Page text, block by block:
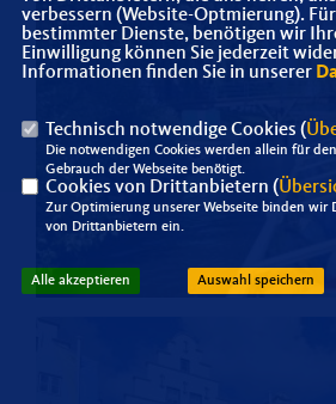
verbessern (Website-Optmierung).
bestimmter Dienste, benötigen wir
Einwilligung können Sie jederzeit
Informationen finden Sie in unserer
Technisch notwendige Cookies (
Die notwendigen Cookies werden allein für
Gebrauch der Webseite benötigt.
Cookies von Drittanbietern (
Zur Optimierung unserer Webseite binden wir
von Drittanbietern ein.
Alle akzeptieren Auswahl speichern